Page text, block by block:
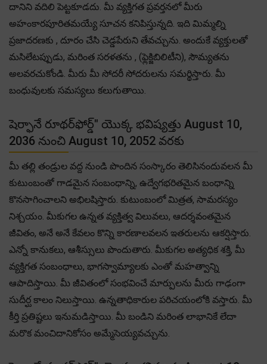
దానిని వదిలి పెట్టకూడదు. మీ వ్యక్తిగత ప్రవర్తనలో మీరు
అహంకారపూరితమయ్యే సూచన కనిపిస్తున్నది. ఇది మిమ్మల్ని
ప్రజాదరణకు , దూరం చేసి చెడ్డపేరుని తేవచ్చును. అందుకే వ్యక్తులతో
మసిలేటప్పుడు, మరింత సరళతను , (ఫ్లెక్జిబిలిటీని), సౌమ్యతను
అలవరచుకోండి. మీరు మీ సోదరీ సోదరులను సమర్థిస్తారు. మీ
బంధువులకు సమస్యలు కలుగుతాయి.
షెర్ఫానే రూథర్‌ఫోర్డ్" యొక్క భవిష్యత్తు August 10,
2036 నుంచి August 10, 2052 వరకు
మీ తల్లి తండ్రుల వద్ద నుండి పొందిన సంస్కారం తెలిసినందువలన మీ
కుటుంబంతో గాడమైన సంబంధాన్ని, ఉద్వేగభరితమైన బంధాన్ని
కొనసాగించాలని అభిలషిస్తారు. కుటుంబంలో మిత్రత, సామరస్యం
నిశ్చయం. మీకుగల ఉన్నత వ్యక్తిత్వ విలువలు, ఆదర్శవంతమైన
జీవితం, అనే అనే కేవలం కొన్ని కారణాలవలన ఇతరులను ఆకర్షిస్తారు.
ఎన్నో కానుకలు, ఆశీస్సులు పొందుతారు. మీకుగల అత్యధిక శక్తి, మీ
వ్యక్తిగత సంబంధాలు, భాగస్వామ్యాలకు ఎంతో మహత్వాన్ని
ఆపాదిస్తాయి. మీ జీవితంలో సంభవించే మార్పులను మీరు గాఢంగా
సుదీర్ఘ కాలం నిలుస్తాయి. ఉన్నతాధికారుల పరిచయంలోకి వస్తారు. మీ
కీర్తి ప్రతిష్టలు ఇనుమడిస్తాయి. మీ బండిని మరింత లాభానికే లేదా
మరొక మంచిదానికోసం అమ్మేసెయ్యవచ్చును.